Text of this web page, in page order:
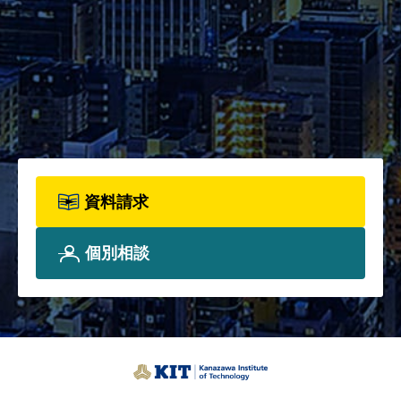
2026年度パンフレット配布開
始！カリキュラム全体、各科目
詳細、院生プロフィールについ
て、詳しく知りたい方は資料請
求フォームからお申込みくださ
い。
資料請求
個別相談